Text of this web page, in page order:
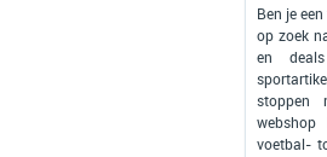
Ben je
op zoek
en
stoppen
voetbal-